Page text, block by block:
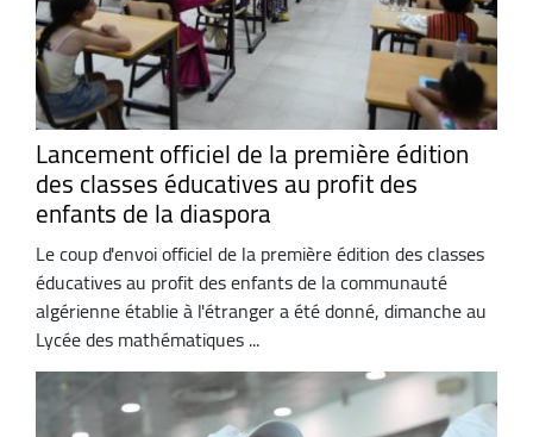
Lancement officiel de la première édition
des classes éducatives au profit des
enfants de la diaspora
Le coup d'envoi officiel de la première édition des classes
éducatives au profit des enfants de la communauté
algérienne établie à l'étranger a été donné, dimanche au
Lycée des mathématiques ...